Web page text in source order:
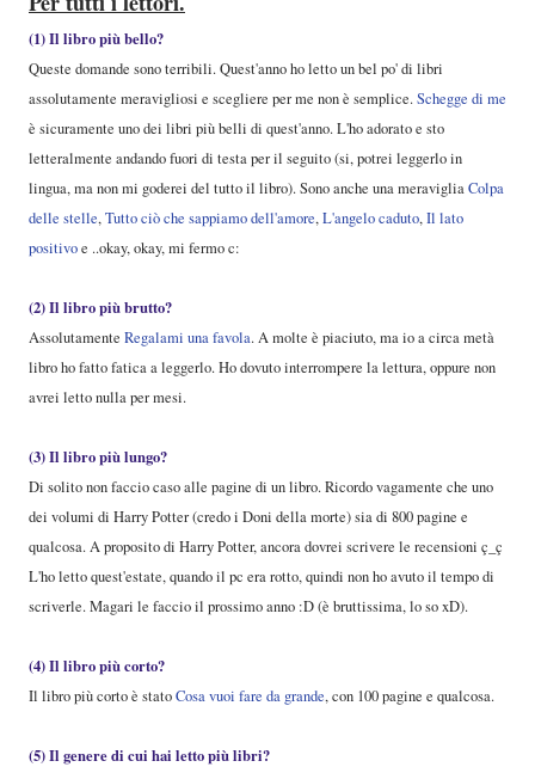
(1) Il libro più bello?
Queste domande sono terribili. Quest'anno ho letto un bel po' di libri
assolutamente meravigliosi e scegliere per me non è semplice.Schegge di me
è sicuramente uno dei libri più belli di quest'anno. L'ho adorato e sto
letteralmente andando fuori di testa per il seguito (si, potrei leggerlo in
lingua, ma non mi goderei del tutto il libro). Sono anche una meravigliaColpa
delle stelle,Tutto ciò che sappiamo dell'amore,L'angelo caduto,Il lato
positivoe ..okay, okay, mi fermo c:
(2) Il libro più brutto?
Assolutamente Regalami una favola. A molte è piaciuto, ma io a circa metà
libro ho fatto fatica a leggerlo. Ho dovuto interrompere la lettura, oppure non
avrei letto nulla per mesi.
(3) Il libro più lungo?
Di solito non faccio caso alle pagine di un libro. Ricordo vagamente che uno
dei volumi di Harry Potter (credo i Doni della morte) sia di 800 pagine e
qualcosa. A proposito di Harry Potter, ancora dovrei scrivere le recensioni ç_ç
L'ho letto quest'estate, quando il pc era rotto, quindi non ho avuto il tempo di
scriverle. Magari le faccio il prossimo anno :D (è bruttissima, lo so xD).
(4) Il libro più corto?
Il libro più corto è statoCosa vuoi fare da grande, con 100 pagine e qualcosa.
(5) Il genere di cui hai letto più libri?